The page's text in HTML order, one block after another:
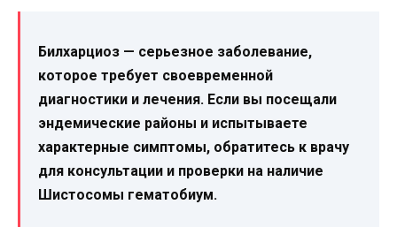
Билхарциоз — серьезное заболевание,
которое требует своевременной
диагностики и лечения. Если вы посещали
эндемические районы и испытываете
характерные симптомы, обратитесь к врачу
для консультации и проверки на наличие
Шистосомы гематобиум.